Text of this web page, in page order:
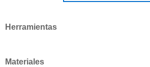
Herramientas
Materiales